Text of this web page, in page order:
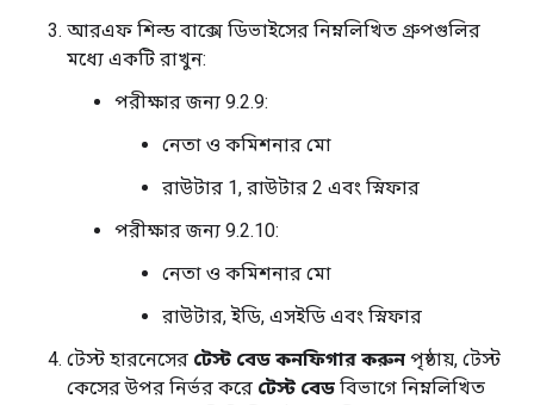
আরএফ শিল্ড বাক্সে ডিভাইসের নিম্নলিখিত গ্রুপগুলির
মধ্যে একটি রাখুন:
পরীক্ষার জন্য 9.2.9:
নেতা ও কমিশনার মো
রাউটার 1, রাউটার 2 এবং স্নিফার
পরীক্ষার জন্য 9.2.10:
নেতা ও কমিশনার মো
রাউটার, ইডি, এসইডি এবং স্নিফার
টেস্ট হারনেসের টেস্ট বেড কনফিগার করুন পৃষ্ঠায়, টেস্ট
কেসের উপর নির্ভর করে টেস্ট বেড বিভাগে নিম্নলিখিত